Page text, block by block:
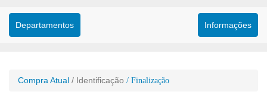
Departamentos Informações
Compra Atual / Identificação / Finalização